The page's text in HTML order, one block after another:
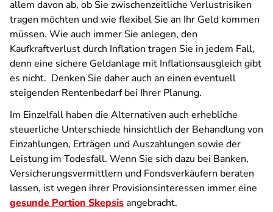
allem davon ab, ob Sie zwischenzeitliche Verlustrisiken
tragen möchten und wie flexibel Sie an Ihr Geld kommen
müssen. Wie auch immer Sie anlegen, den
Kaufkraftverlust durch Inflation tragen Sie in jedem Fall,
denn eine sichere Geldanlage mit Inflationsausgleich gibt
es nicht. Denken Sie daher auch an einen eventuell
steigenden Rentenbedarf bei Ihrer Planung.
Im Einzelfall haben die Alternativen auch erhebliche
steuerliche Unterschiede hinsichtlich der Behandlung von
Einzahlungen, Erträgen und Auszahlungen sowie der
Leistung im Todesfall. Wenn Sie sich dazu bei Banken,
Versicherungsvermittlern und Fondsverkäufern beraten
lassen, ist wegen ihrer Provisionsinteressen immer eine
gesunde Portion Skepsisangebracht.